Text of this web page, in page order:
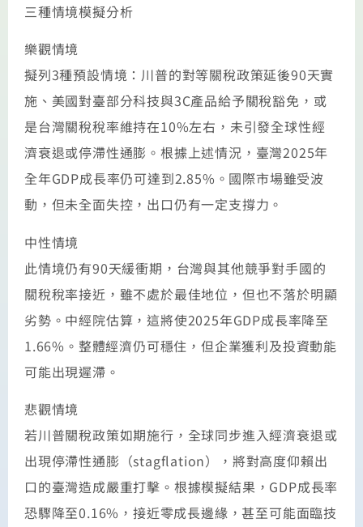
三種情境模擬分析
樂觀情境
擬列3種預設情境：川普的對等關稅政策延後90天實
施、美國對臺部分科技與3C產品給予關稅豁免，或
是台灣關稅稅率維持在10%左右，未引發全球性經
濟衰退或停滯性通膨。根據上述情況，臺灣2025年
全年GDP成長率仍可達到2.85%。國際市場雖受波
動，但未全面失控，出口仍有一定支撐力。
中性情境
此情境仍有90天緩衝期，台灣與其他競爭對手國的
關稅稅率接近，雖不處於最佳地位，但也不落於明顯
劣勢。中經院估算，這將使2025年GDP成長率降至
1.66%。整體經濟仍可穩住，但企業獲利及投資動能
可能出現遲滯。
悲觀情境
若川普關稅政策如期施行，全球同步進入經濟衰退或
出現停滯性通膨（stagflation），將對高度仰賴出
口的臺灣造成嚴重打擊。根據模擬結果，GDP成長率
恐驟降至0.16%，接近零成長邊緣，甚至可能面臨技